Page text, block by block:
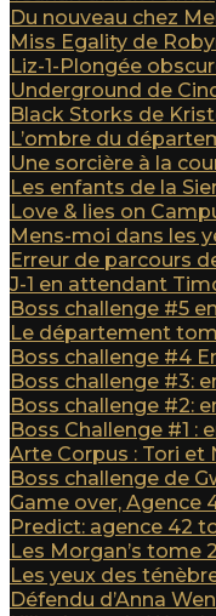
Du nouveau chez
Miss Egality de
Liz-1-Plongée
Underground de
Black Storks de
L’ombre du
Une sorcière à la
Les enfants de la
Love & lies on
Mens-moi dans les
Erreur de parcours
J-1 en attendant
Boss challenge #5
Le département
Boss challenge #4
Boss challenge #3:
Boss challenge #2:
Boss Challenge #1 :
Arte Corpus : Tori et
Boss challenge de
Game over, Agence
Predict: agence 42
Les Morgan’s tome
Les yeux des
Défendu d’Anna